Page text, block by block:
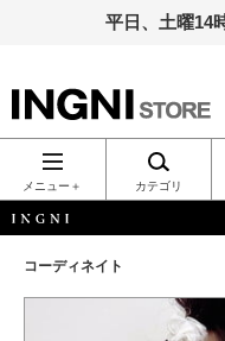
平日、土曜14
INGNI（イン
グ）公式通
販｜INGNI
STORE
メニュー＋ カテゴリ
コーディネイト